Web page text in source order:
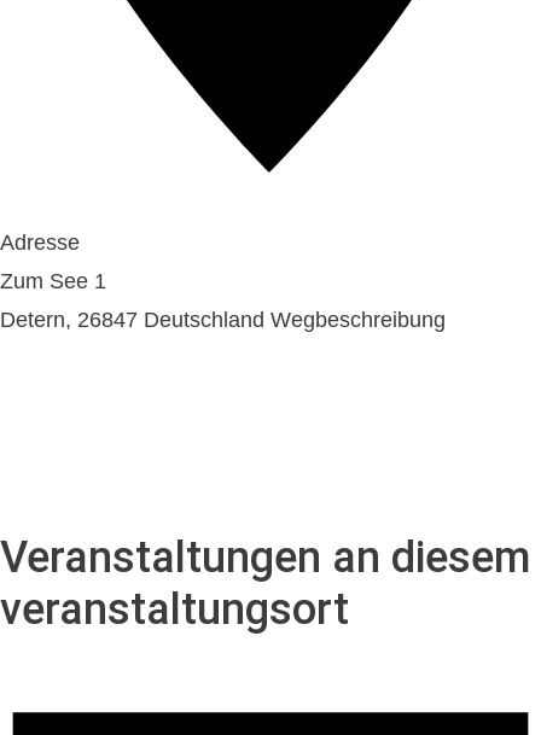
Adresse
Zum See 1
Detern, 26847 Deutschland Wegbeschreibung
Veranstaltungen an diesem
veranstaltungsort